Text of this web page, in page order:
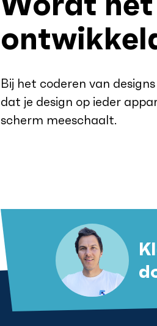
Bij het coderen van
dat je design op ieder
scherm meeschaalt.